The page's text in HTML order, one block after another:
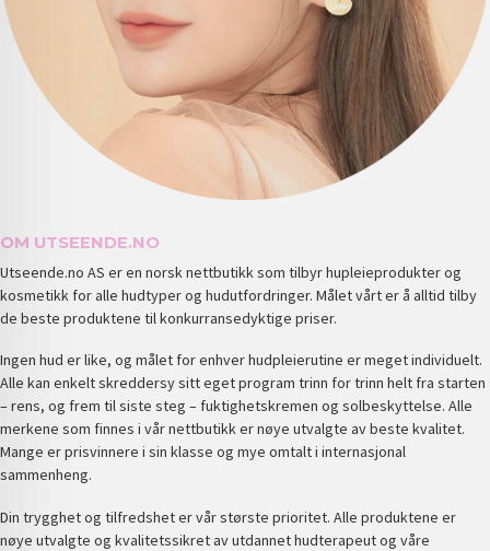
OM UTSEENDE.NO
Utseende.no AS er en norsk nettbutikk som tilbyr hupleieprodukter og
kosmetikk for alle hudtyper og hudutfordringer. Målet vårt er å alltid tilby
de beste produktene til konkurransedyktige priser.
Ingen hud er like, og målet for enhver hudpleierutine er meget individuelt.
Alle kan enkelt skreddersy sitt eget program trinn for trinn helt fra starten
– rens, og frem til siste steg – fuktighetskremen og solbeskyttelse. Alle
merkene som finnes i vår nettbutikk er nøye utvalgte av beste kvalitet.
Mange er prisvinnere i sin klasse og mye omtalt i internasjonal
sammenheng.
Din trygghet og tilfredshet er vår største prioritet. Alle produktene er
nøye utvalgte og kvalitetssikret av utdannet hudterapeut og våre